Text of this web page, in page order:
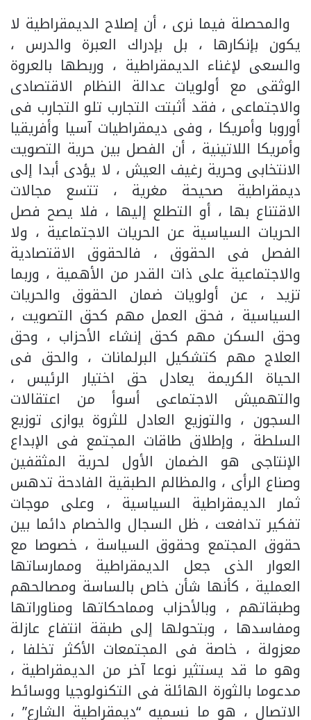
والمحصلة فيما نرى ، أن إصلاح الديمقراطية لا
يكون بإنكارها ، بل بإدراك العبرة والدرس ،
والسعى لإغناء الديمقراطية ، وربطها بالعروة
الوثقى مع أولويات عدالة النظام الاقتصادى
والاجتماعى ، فقد أثبتت التجارب تلو التجارب فى
أوروبا وأمريكا ، وفى ديمقراطيات آسيا وأفريقيا
وأمريكا اللاتينية ، أن الفصل بين حرية التصويت
الانتخابى وحرية رغيف العيش ، لا يؤدى أبدا إلى
ديمقراطية صحيحة مغرية ، تتسع مجالات
الاقتناع بها ، أو التطلع إليها ، فلا يصح فصل
الحريات السياسية عن الحريات الاجتماعية ، ولا
الفصل فى الحقوق ، فالحقوق الاقتصادية
والاجتماعية على ذات القدر من الأهمية ، وربما
تزيد ، عن أولويات ضمان الحقوق والحريات
السياسية ، فحق العمل مهم كحق التصويت ،
وحق السكن مهم كحق إنشاء الأحزاب ، وحق
العلاج مهم كتشكيل البرلمانات ، والحق فى
الحياة الكريمة يعادل حق اختيار الرئيس ،
والتهميش الاجتماعى أسوأ من اعتقالات
السجون ، والتوزيع العادل للثروة يوازى توزيع
السلطة ، وإطلاق طاقات المجتمع فى الإبداع
الإنتاجى هو الضمان الأول لحرية المثقفين
وصناع الرأى ، والمظالم الطبقية الفادحة تدهس
ثمار الديمقراطية السياسية ، وعلى موجات
تفكير تدافعت ، ظل السجال والخصام دائما بين
حقوق المجتمع وحقوق السياسة ، خصوصا مع
العوار الذى جعل الديمقراطية وممارساتها
العملية ، كأنها شأن خاص بالساسة ومصالحهم
وطبقاتهم ، وبالأحزاب ومماحكاتها ومناوراتها
ومفاسدها ، وبتحولها إلى طبقة انتفاع عازلة
معزولة ، خاصة فى المجتمعات الأكثر تخلفا ،
وهو ما قد يستثير نوعا آخر من الديمقراطية ،
مدعوما بالثورة الهائلة فى التكنولوجيا ووسائط
الاتصال ، هو ما نسميه “ديمقراطية الشارع” ،